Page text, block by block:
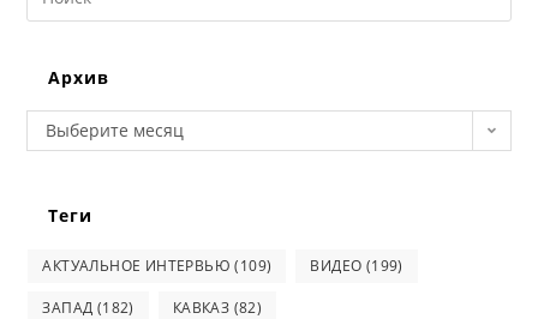
this
Архив
Архив
Выберите месяц
Теги
АКТУАЛЬНОЕ ИНТЕРВЬЮ (109) ВИДЕО (199)
ЗАПАД (182) КАВКАЗ (82)